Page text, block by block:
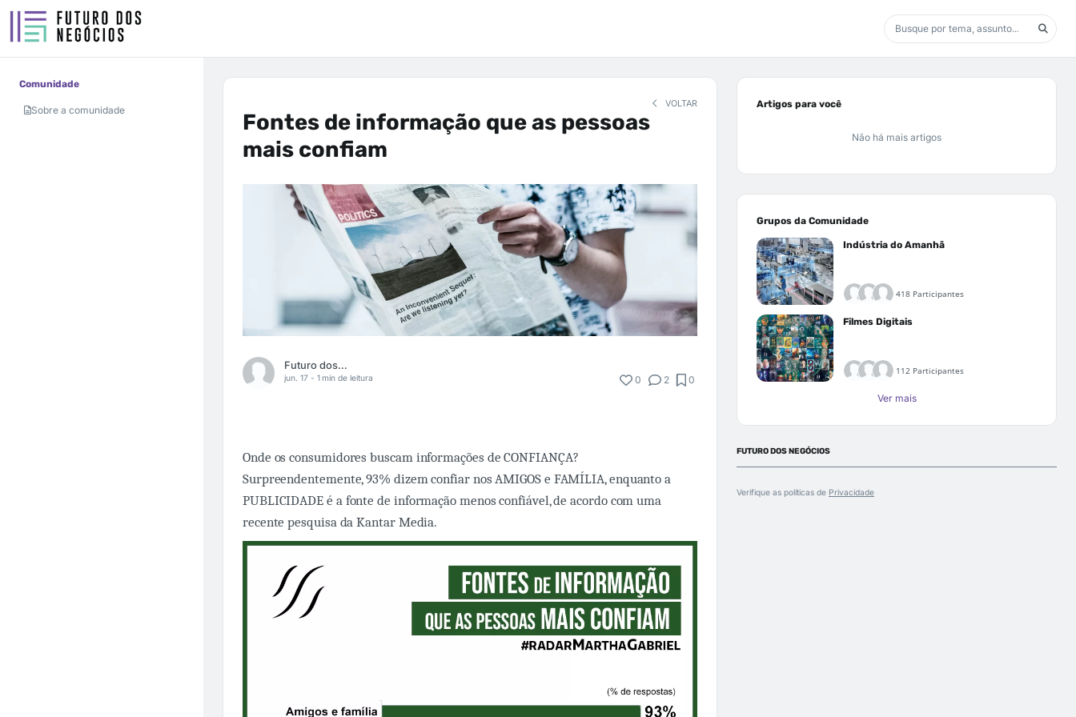
Comunidade
Sobre a comunidade
VOLTAR
Fontes de informação que as pessoas
mais confiam
Futuro dos Negócios
jun. 17 - 1 min de leitura 0 2 0
Onde os consumidores buscam informações de CONFIANÇA?
Surpreendentemente, 93% dizem confiar nos AMIGOS e FAMÍLIA, enquanto a
PUBLICIDADE é a fonte de informação menos confiável, de acordo com uma
recente pesquisa da Kantar Media.
Artigos para você
Não há mais artigos
Grupos da Comunidade
Indústria do Amanhã
418 Participantes
Filmes Digitais
112 Participantes
Ver mais
FUTURO DOS NEGÓCIOS
Verifique as políticas de Privacidade